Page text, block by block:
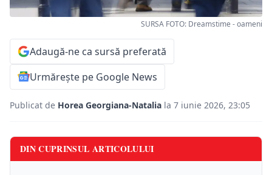
SURSA FOTO: Dreamstime - oameni
Adaugă-ne ca sursă preferată
Urmărește pe Google News
Publicat de Horea Georgiana-Natalia la 7 iunie 2026, 23:05
DIN CUPRINSUL ARTICOLULUI